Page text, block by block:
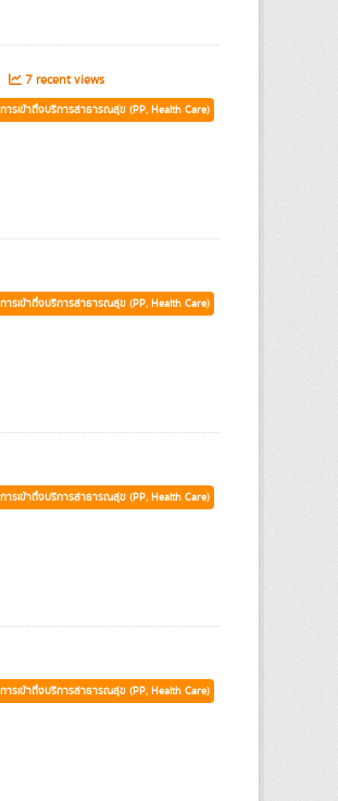
7 recent views
ารเข้าถึงบริการสาธารณสุข (PP, Health Care)
ารเข้าถึงบริการสาธารณสุข (PP, Health Care)
ารเข้าถึงบริการสาธารณสุข (PP, Health Care)
ารเข้าถึงบริการสาธารณสุข (PP, Health Care)